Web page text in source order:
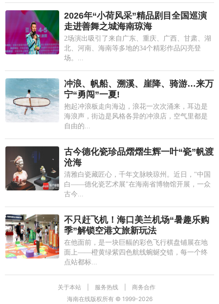
2026年“小荷风采”精品剧目全国巡演
走进善舞之城海南琼海
2场演出吸引了来自广东、重庆、广西、甘肃、湖
北、河南、海南等多地的34个精彩作品闪亮登
场。...
冲浪、帆船、溯溪、崖降、骑游…来万
宁“勇闯”一夏!
抱起冲浪板走向海边，浪花一次次涌来，耳边是
海浪声，街边是风格各异的冲浪店，空气里都是
自由的...
古今德化瓷珍品熠熠生辉一叶“瓷”帆渡
沧海
清雅白瓷藏匠心，千年文脉映琼州。近日，"中国
白——德化瓷艺术展"在海南省博物馆开展，一众
古今...
不只赶飞机！海口美兰机场“暑趣乐购
季”解锁空港文旅新玩法
在他面前，是一块巨幅的彩色飞行棋盘铺展在地
面上——橙黄绿紫四色航线蜿蜒交错，每一个终
点站都标...
关于本站 服务热线
商务合作
海南在线版权所有 © 1999-2026